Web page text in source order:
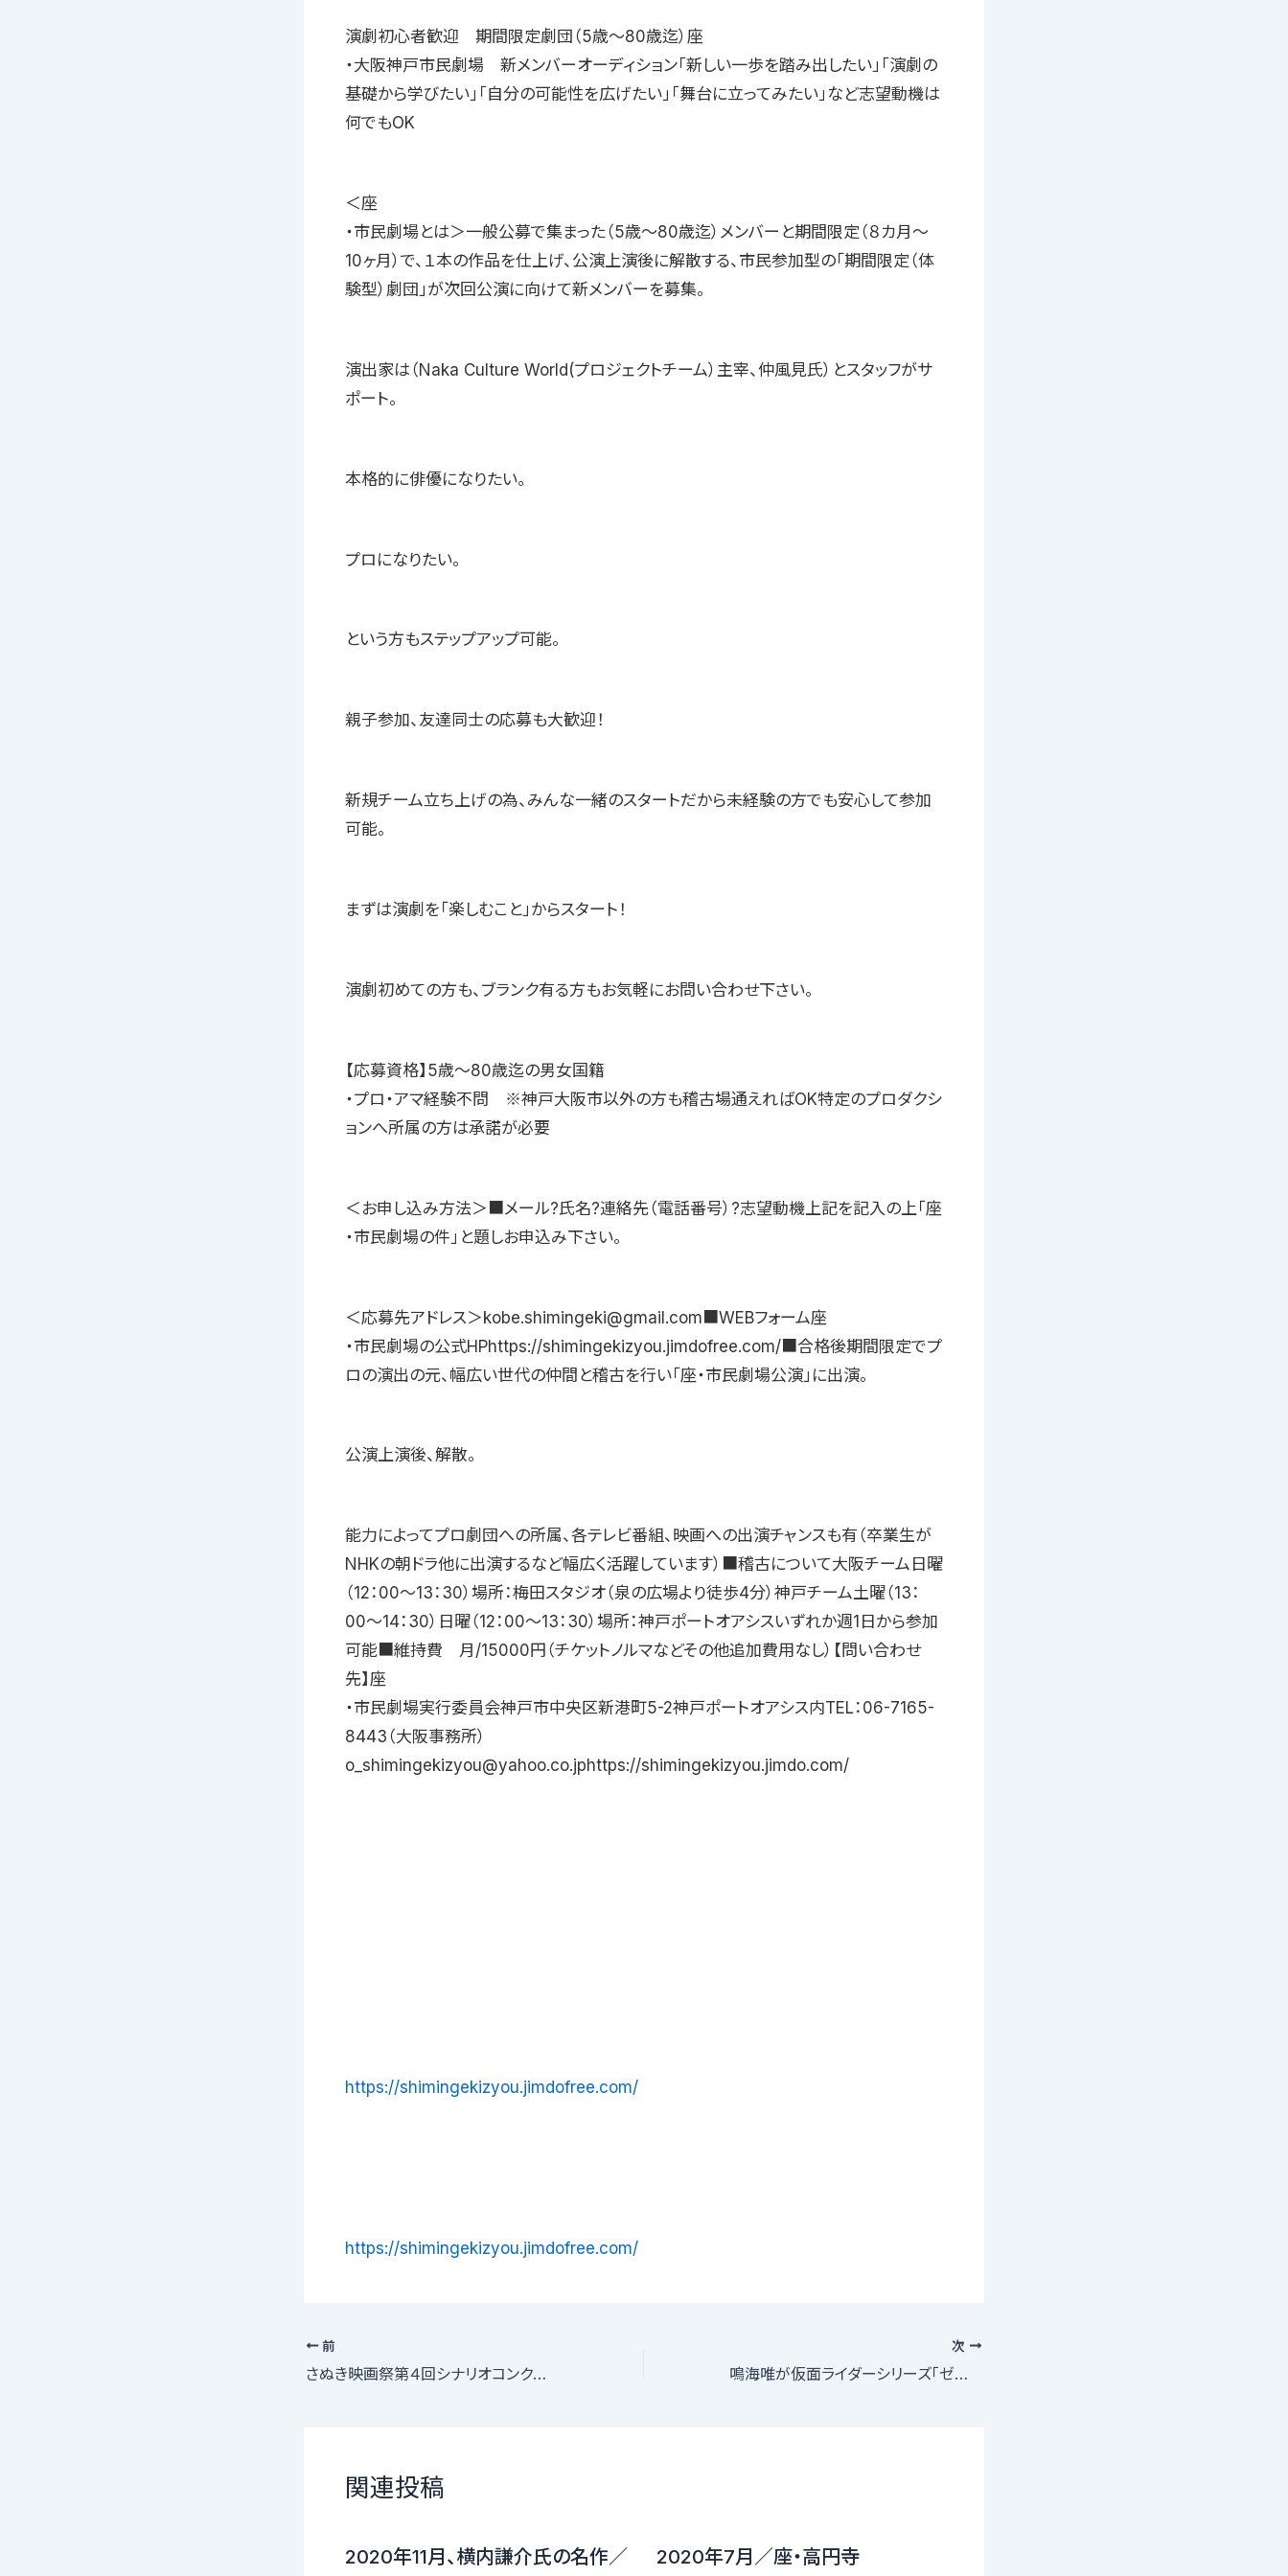
演劇初心者歓迎 期間限定劇団（5歳〜80歳迄）座
・大阪神戸市民劇場 新メンバーオーディション「新しい一歩を踏み出したい」「演劇の
基礎から学びたい」「自分の可能性を広げたい」「舞台に立ってみたい」など志望動機は
何でもOK
＜座
・市民劇場とは＞一般公募で集まった（5歳〜80歳迄）メンバーと期間限定（８カ月〜
10ヶ月）で、１本の作品を仕上げ、公演上演後に解散する、市民参加型の「期間限定（体
験型）劇団」が次回公演に向けて新メンバーを募集。
演出家は（Naka Culture World(プロジェクトチーム）主宰、仲風見氏）とスタッフがサ
ポート。
本格的に俳優になりたい。
プロになりたい。
という方もステップアップ可能。
親子参加、友達同士の応募も大歓迎！
新規チーム立ち上げの為、みんな一緒のスタートだから未経験の方でも安心して参加
可能。
まずは演劇を「楽しむこと」からスタート！
演劇初めての方も、ブランク有る方もお気軽にお問い合わせ下さい。
【応募資格】5歳〜80歳迄の男女国籍
・プロ・アマ経験不問 ※神戸大阪市以外の方も稽古場通えればOK特定のプロダクシ
ョンへ所属の方は承諾が必要
＜お申し込み方法＞■メール?氏名?連絡先（電話番号）?志望動機上記を記入の上「座
・市民劇場の件」と題しお申込み下さい。
＜応募先アドレス＞kobe.shimingeki@gmail.com■WEBフォーム座
・市民劇場の公式HPhttps://shimingekizyou.jimdofree.com/■合格後期間限定でプ
ロの演出の元、幅広い世代の仲間と稽古を行い「座・市民劇場公演」に出演。
公演上演後、解散。
能力によってプロ劇団への所属、各テレビ番組、映画への出演チャンスも有（卒業生が
NHKの朝ドラ他に出演するなど幅広く活躍しています）■稽古について大阪チーム日曜
（12：00〜13：30）場所：梅田スタジオ（泉の広場より徒歩4分）神戸チーム土曜（13：
00〜14：30）日曜（12：00〜13：30）場所：神戸ポートオアシスいずれか週1日から参加
可能■維持費 月/15000円（チケットノルマなどその他追加費用なし）【問い合わせ
先】座
・市民劇場実行委員会神戸市中央区新港町5-2神戸ポートオアシス内TEL：06-7165-
8443（大阪事務所）
o_shimingekizyou@yahoo.co.jphttps://shimingekizyou.jimdo.com/
https://shimingekizyou.jimdofree.com/
https://shimingekizyou.jimdofree.com/
前
さぬき映画祭第４回シナリオコンクール大賞受賞作品 映画「地蔵調査官」キャスト募集
次
鳴海唯が仮面ライダーシリーズ「ゼロワン Others 仮面ライダー滅亡迅雷」に兵士型ヒューマギア・ソルド20役で出演決定
関連投稿
2020年11月、横内謙介氏の名作／
2020年7月／座・高円寺